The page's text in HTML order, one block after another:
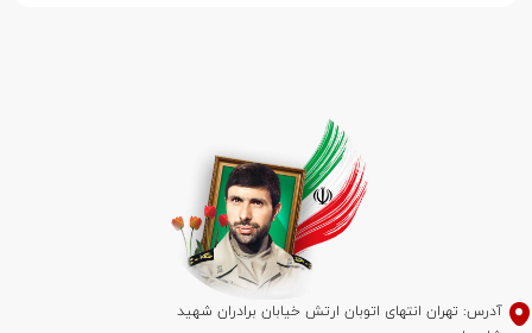
آدرس: تهران انتهای اتوبان ارتش خیابان برادران شهید